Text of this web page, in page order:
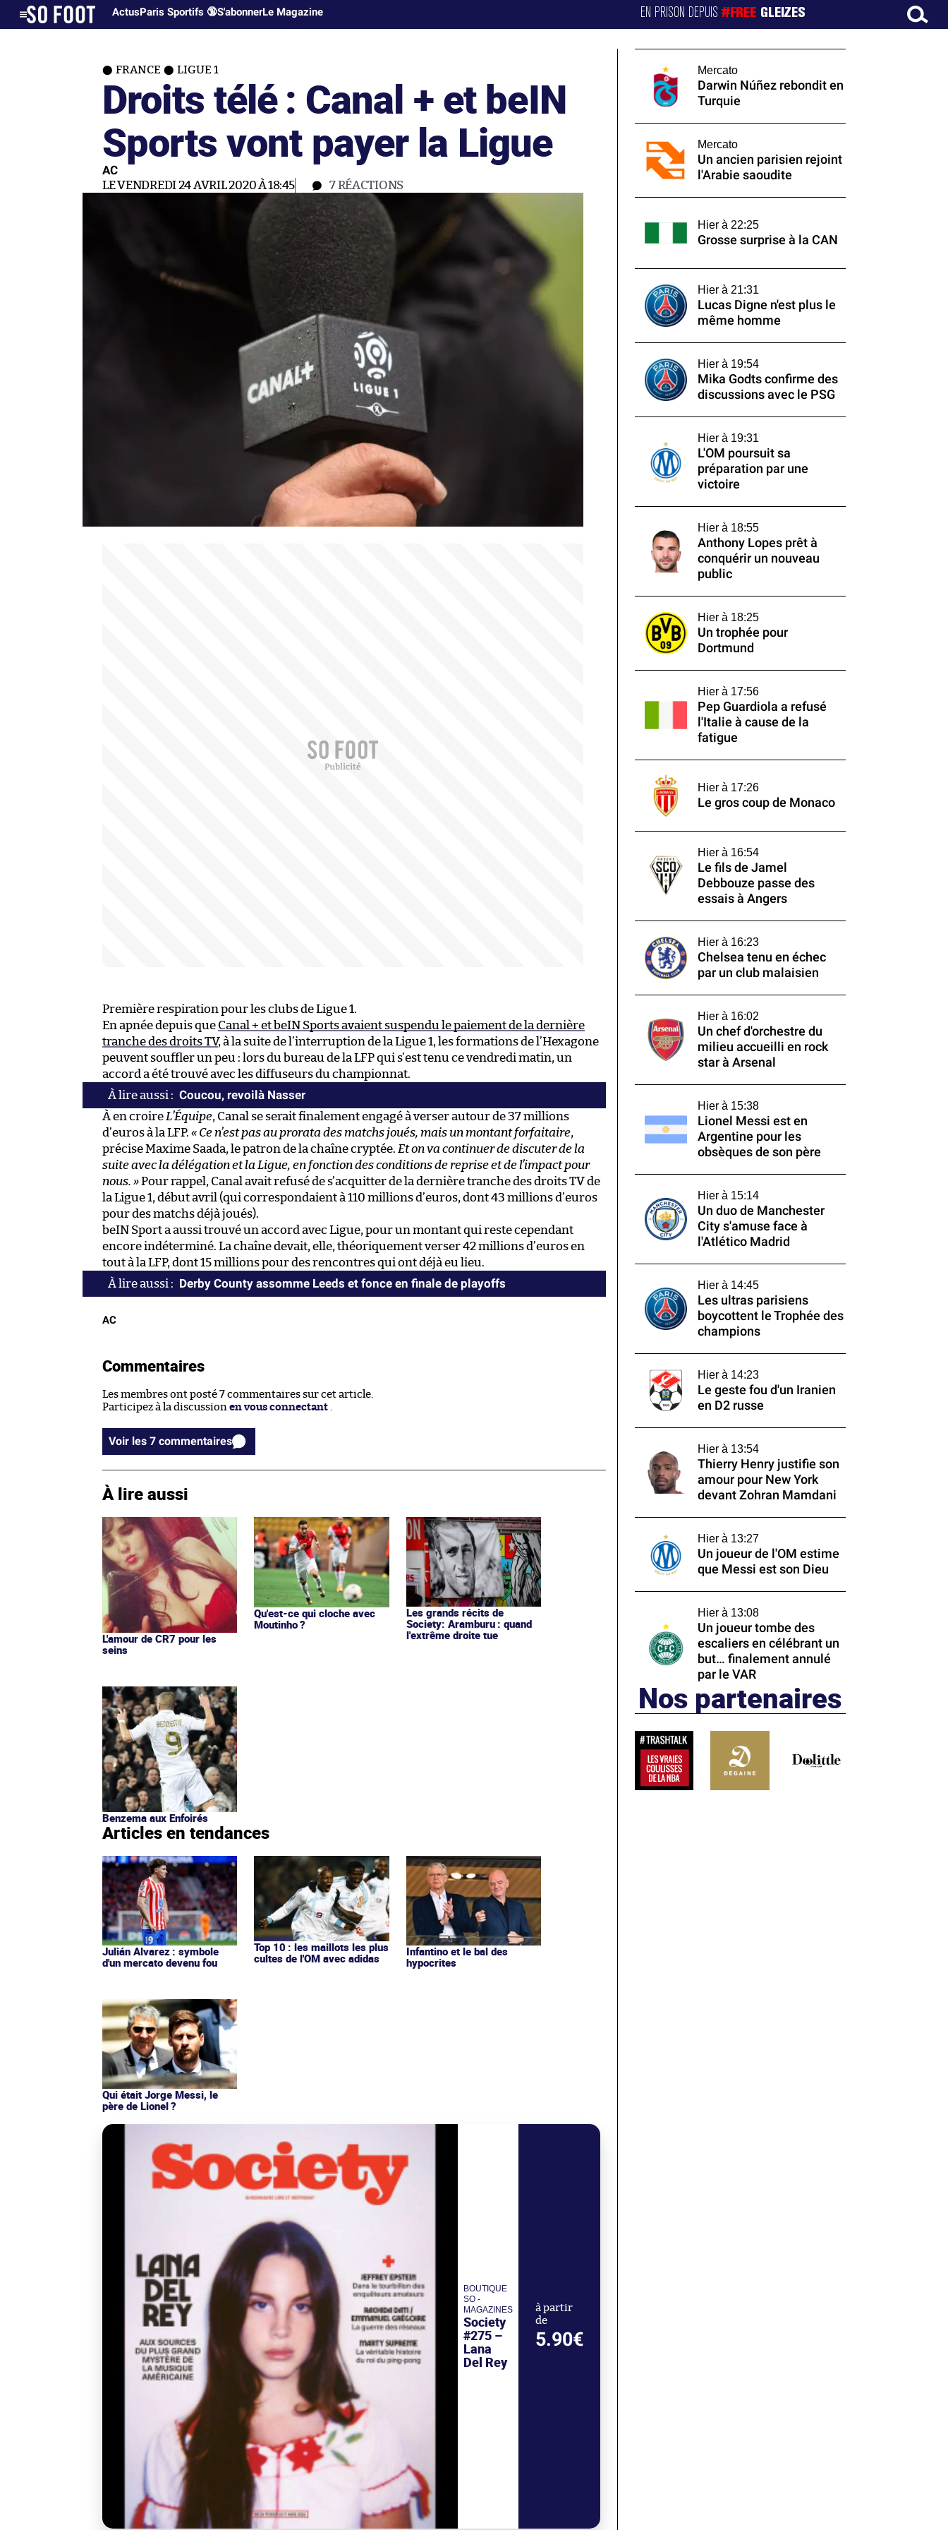
ActusParis Sportifs 🔞S'abonnerLe Magazine EN PRISON DEPUIS#FREE GLEIZES
FRANCE LIGUE 1
Droits télé : Canal + et beIN
Sports vont payer la Ligue
AC
LE VENDREDI 24 AVRIL 2020 À 18:45 7RÉACTIONS
Première respiration pour les clubs de Ligue 1.
En apnée depuis que Canal + et beIN Sports avaient suspendu le paiement de la dernière
tranche des droits TV, à la suite de l’interruption de la Ligue 1, les formations de l’Hexagone
peuvent souffler un peu : lors du bureau de la LFP qui s’est tenu ce vendredi matin, un
accord a été trouvé avec les diffuseurs du championnat.
Coucou, revoilà Nasser
À en croire L’Équipe, Canal se serait finalement engagé à verser autour de 37 millions
d’euros à la LFP. « Ce n’est pas au prorata des matchs joués, mais un montant forfaitaire,
précise Maxime Saada, le patron de la chaîne cryptée. Et on va continuer de discuter de la
suite avec la délégation et la Ligue, en fonction des conditions de reprise et de l’impact pour
nous. »Pour rappel, Canal avait refusé de s’acquitter de la dernière tranche des droits TV de
la Ligue 1, début avril (qui correspondaient à 110 millions d’euros, dont 43 millions d’euros
pour des matchs déjà joués).
beIN Sport a aussi trouvé un accord avec Ligue, pour un montant qui reste cependant
encore indéterminé. La chaîne devait, elle, théoriquement verser 42 millions d’euros en
tout à la LFP, dont 15 millions pour des rencontres qui ont déjà eu lieu.
Derby County assomme Leeds et fonce en finale de playoffs
AC
Commentaires
Les membres ont posté 7 commentaires sur cet article.
Participez à la discussion en vous connectant
Voir les 7 commentaires
À lire aussi
L'amour de CR7 pour les
seins
Qu'est-ce qui cloche avec
Moutinho ?
Les grands récits de
Society: Aramburu : quand
l'extrême droite tue
Benzema aux Enfoirés
Articles en tendances
Julián Alvarez : symbole
d'un mercato devenu fou
Top 10 : les maillots les plus
cultes de l'OM avec adidas
Infantino et le bal des
hypocrites
Qui était Jorge Messi, le
père de Lionel ?
BOUTIQUE
SO -
MAGAZINES
Society
#275 –
Lana
Del Rey
à partir
de
5.90€
Mercato
Darwin Núñez rebondit en
Turquie
Mercato
Un ancien parisien rejoint
l'Arabie saoudite
Hier à 22:25
Grosse surprise à la CAN
Hier à 21:31
Lucas Digne n'est plus le
même homme
Hier à 19:54
Mika Godts confirme des
discussions avec le PSG
Hier à 19:31
L'OM poursuit sa
préparation par une
victoire
Hier à 18:55
Anthony Lopes prêt à
conquérir un nouveau
public
Hier à 18:25
Un trophée pour
Dortmund
Hier à 17:56
Pep Guardiola a refusé
l'Italie à cause de la
fatigue
Hier à 17:26
Le gros coup de Monaco
Hier à 16:54
Le fils de Jamel
Debbouze passe des
essais à Angers
Hier à 16:23
Chelsea tenu en échec
par un club malaisien
Hier à 16:02
Un chef d'orchestre du
milieu accueilli en rock
star à Arsenal
Hier à 15:38
Lionel Messi est en
Argentine pour les
obsèques de son père
Hier à 15:14
Un duo de Manchester
City s'amuse face à
l'Atlético Madrid
Hier à 14:45
Les ultras parisiens
boycottent le Trophée des
champions
Hier à 14:23
Le geste fou d'un Iranien
en D2 russe
Hier à 13:54
Thierry Henry justifie son
amour pour New York
devant Zohran Mamdani
Hier à 13:27
Un joueur de l'OM estime
que Messi est son Dieu
Hier à 13:08
Un joueur tombe des
escaliers en célébrant un
but… finalement annulé
par le VAR
Nos partenaires